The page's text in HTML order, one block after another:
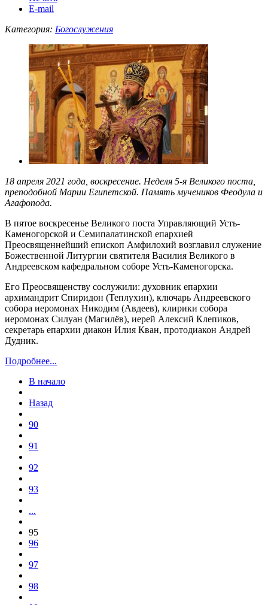
E-mail
Категория: Богослужения
18 апреля 2021 года, воскресение. Неделя 5-я Великого поста,
преподобной Марии Египетской. Память мучеников Феодула и
Агафопода.
В пятое воскресенье Великого поста Управляющий Усть-
Каменогорской и Семипалатинской епархией
Преосвященнейший епископ Амфилохий возглавил служение
Божественной Литургии святителя Василия Великого в
Андреевском кафедральном соборе Усть-Каменогорска.
Его Преосвященству сослужили: духовник епархии
архимандрит Спиридон (Теплухин), ключарь Андреевского
собора иеромонах Никодим (Авдеев), клирики собора
иеромонах Силуан (Магилёв), иерей Алексий Клепиков,
секретарь епархии диакон Илия Кван, протодиакон Андрей
Дудник.
Подробнее...
В начало
Назад
90
91
92
93
...
95
96
97
98